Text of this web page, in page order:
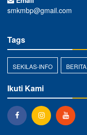
smkmbp@gmail.com
Tags
SEKILAS-INFO BERITA
Ikuti Kami